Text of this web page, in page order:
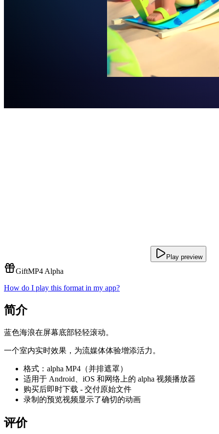
Play preview
GiftMP4 Alpha
How do I play this format in my app?
简介
蓝色海浪在屏幕底部轻轻滚动。
一个室内实时效果，为流媒体体验增添活力。
格式：alpha MP4（并排遮罩）
适用于 Android、iOS 和网络上的 alpha 视频播放器
购买后即时下载 - 交付原始文件
录制的预览视频显示了确切的动画
评价